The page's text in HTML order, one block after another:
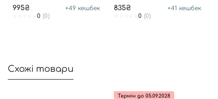
995₴ +49 кешбек
0 (0)
835₴ +41 кешбек
0 (0)
Схожі товари
Термін до 05.09.2028
Далі